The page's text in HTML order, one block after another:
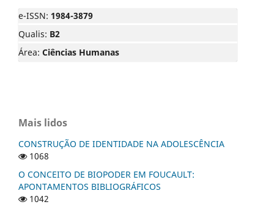
e-ISSN: 1984-3879
Qualis: B2
Área: Ciências Humanas
Mais lidos
CONSTRUÇÃO DE IDENTIDADE NA ADOLESCÊNCIA
1068
O CONCEITO DE BIOPODER EM FOUCAULT:
APONTAMENTOS BIBLIOGRÁFICOS
1042